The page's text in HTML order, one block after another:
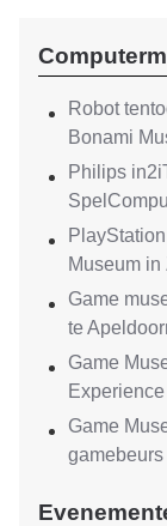
Robot
Bonami
Philips
Museum in
Game
te
Game
Game
gamebeurs